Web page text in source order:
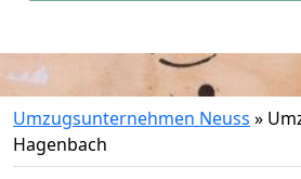
Umzugsunternehmen Neuss »
Hagenbach